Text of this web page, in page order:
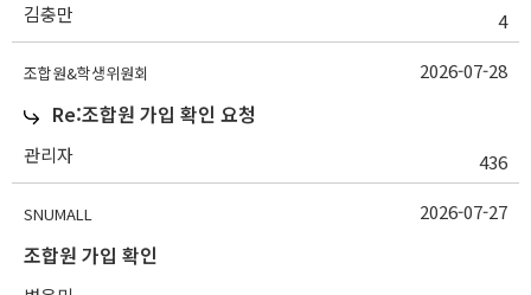
김충만 4
조합원&학생위원회
Re:조합원 가입 확인 요청
관리자 436
2026-07-28
SNUMALL
조합원 가입 확인
2026-07-27